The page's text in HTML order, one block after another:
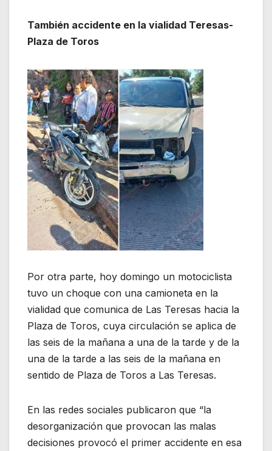
También accidente en la vialidad Teresas-
Plaza de Toros
Por otra parte, hoy domingo un motociclista
tuvo un choque con una camioneta en la
vialidad que comunica de Las Teresas hacia la
Plaza de Toros, cuya circulación se aplica de
las seis de la mañana a una de la tarde y de la
una de la tarde a las seis de la mañana en
sentido de Plaza de Toros a Las Teresas.
En las redes sociales publicaron que “la
desorganización que provocan las malas
decisiones provocó el primer accidente en esa